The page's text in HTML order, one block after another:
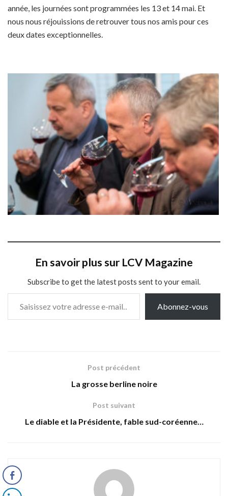
année, les journées sont programmées les 13 et 14 mai. Et
nous nous réjouissions de retrouver tous nos amis pour ces
deux dates exceptionnelles.
En savoir plus sur LCV Magazine
Subscribe to get the latest posts sent to your email.
Saisissez votre adresse e-mail…
Abonnez-vous
Post précédent
La grosse berline noire
Post suivant
Le diable et la Présidente, fable sud-coréenne…